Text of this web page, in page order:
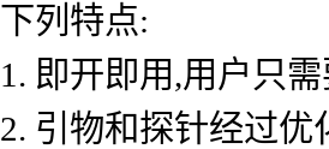
下列特点:
1. 即开即用,用户只
2. 引物和探针经过优